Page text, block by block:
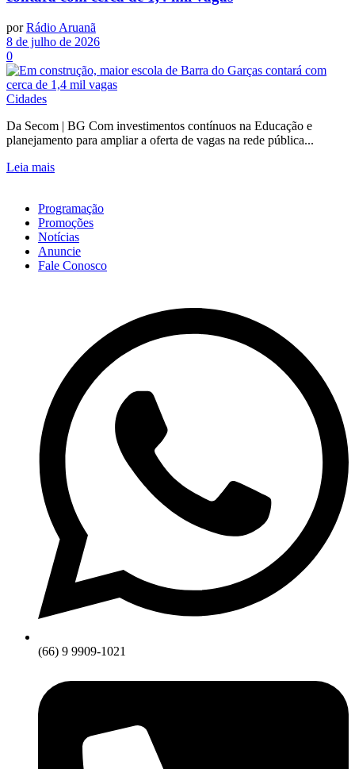
por Rádio Aruanã
8 de julho de 2026
0
Cidades
Da Secom | BG Com investimentos contínuos na Educação e
planejamento para ampliar a oferta de vagas na rede pública...
Leia mais
Programação
Promoções
Notícias
Anuncie
Fale Conosco
(66) 9 9909-1021